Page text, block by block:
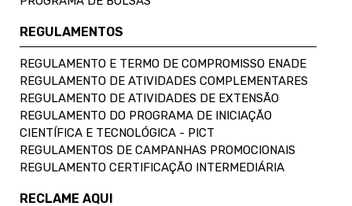
REGULAMENTOS
REGULAMENTO E TERMO DE COMPROMISSO ENADE
REGULAMENTO DE ATIVIDADES COMPLEMENTARES
REGULAMENTO DE ATIVIDADES DE EXTENSÃO
REGULAMENTO DO PROGRAMA DE INICIAÇÃO
CIENTÍFICA E TECNOLÓGICA - PICT
REGULAMENTOS DE CAMPANHAS PROMOCIONAIS
REGULAMENTO CERTIFICAÇÃO INTERMEDIÁRIA
RECLAME AQUI